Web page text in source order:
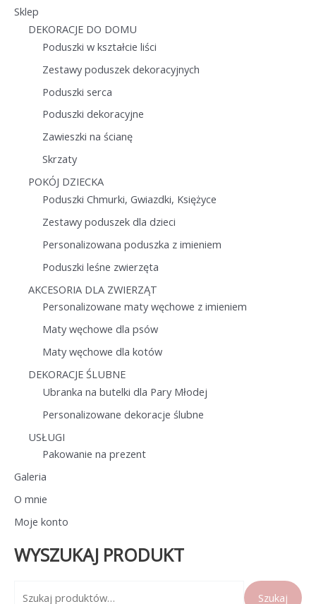
Sklep
DEKORACJE DO DOMU
Poduszki w kształcie liści
Zestawy poduszek dekoracyjnych
Poduszki serca
Poduszki dekoracyjne
Zawieszki na ścianę
Skrzaty
POKÓJ DZIECKA
Poduszki Chmurki, Gwiazdki, Księżyce
Zestawy poduszek dla dzieci
Personalizowana poduszka z imieniem
Poduszki leśne zwierzęta
AKCESORIA DLA ZWIERZĄT
Personalizowane maty węchowe z imieniem
Maty węchowe dla psów
Maty węchowe dla kotów
DEKORACJE ŚLUBNE
Ubranka na butelki dla Pary Młodej
Personalizowane dekoracje ślubne
USŁUGI
Pakowanie na prezent
Galeria
O mnie
Moje konto
WYSZUKAJ PRODUKT
Szukaj